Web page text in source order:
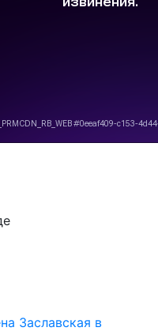
Заславская в